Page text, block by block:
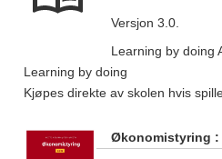
Versjon 3.0.
Learning by doing
Learning by doing
Kjøpes direkte av skolen hvis
Økonomistyring :